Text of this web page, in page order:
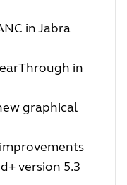
in Jabra
in
graphical
version 5.3